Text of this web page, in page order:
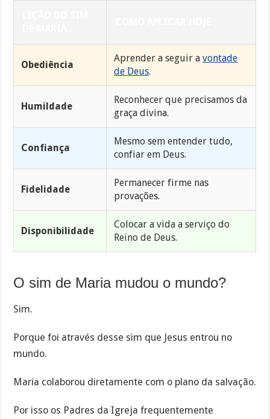
Obediência
Aprender a seguir avontade
de Deus.
Humildade
Reconhecer que precisamos da
graça divina.
Confiança
Mesmo sem entender tudo,
confiar em Deus.
Fidelidade
Permanecer firme nas
provações.
Disponibilidade
Colocar a vida a serviço do
Reino de Deus.
O sim de Maria mudou o mundo?
Sim.
Porque foi através desse sim que Jesus entrou no
mundo.
Maria colaborou diretamente com o plano da salvação.
Por isso os Padres da Igreja frequentemente